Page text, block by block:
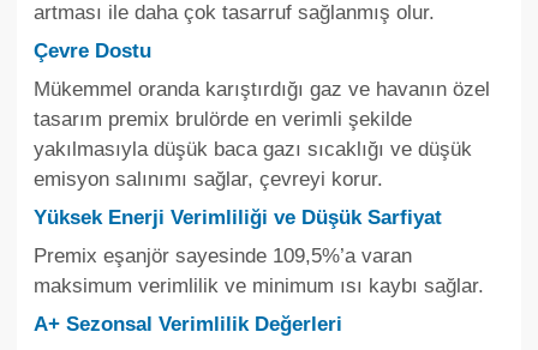
artması ile daha çok tasarruf sağlanmış olur.
Çevre Dostu
Mükemmel oranda karıştırdığı gaz ve havanın özel
tasarım premix brulörde en verimli şekilde
yakılmasıyla düşük baca gazı sıcaklığı ve düşük
emisyon salınımı sağlar, çevreyi korur.
Yüksek Enerji Verimliliği ve Düşük Sarfiyat
Premix eşanjör sayesinde 109,5%’a varan
maksimum verimlilik ve minimum ısı kaybı sağlar.
A+ Sezonsal Verimlilik Değerleri